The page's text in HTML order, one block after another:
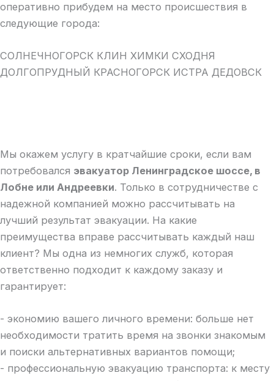
оперативно прибудем на место происшествия в
следующие города:
СОЛНЕЧНОГОРСК КЛИН ХИМКИ СХОДНЯ
ДОЛГОПРУДНЫЙ КРАСНОГОРСК ИСТРА ДЕДОВСК
Мы окажем услугу в кратчайшие сроки, если вам
потребовался эвакуатор Ленинградское шоссе, в
Лобне или Андреевки. Только в сотрудничестве с
надежной компанией можно рассчитывать на
лучший результат эвакуации. На какие
преимущества вправе рассчитывать каждый наш
клиент? Мы одна из немногих служб, которая
ответственно подходит к каждому заказу и
гарантирует:
- экономию вашего личного времени: больше нет
необходимости тратить время на звонки знакомым
и поиски альтернативных вариантов помощи;
- профессиональную эвакуацию транспорта: к месту